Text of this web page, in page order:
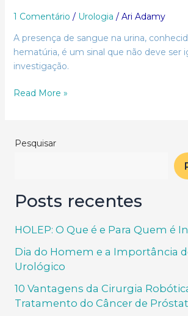
1 Comentário / Urologia / Ari Adamy
A presença de sangue na urina,
hematúria, é um sinal que não deve ser
investigação.
Read More »
Pesquisar
Posts recentes
HOLEP: O Que é e Para Quem é
Dia do Homem e a Importância
Urológico
10 Vantagens da Cirurgia
Tratamento do Câncer de